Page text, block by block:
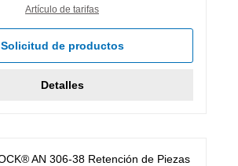
Artículo de tarifas
Solicitud de productos
Detalles